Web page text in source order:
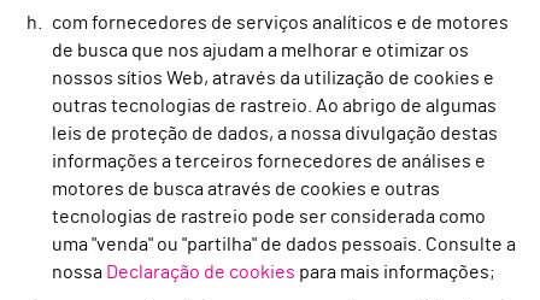
com fornecedores de serviços analíticos e de motores
de busca que nos ajudam a melhorar e otimizar os
nossos sítios Web, através da utilização de cookies e
outras tecnologias de rastreio. Ao abrigo de algumas
leis de proteção de dados, a nossa divulgação destas
informações a terceiros fornecedores de análises e
motores de busca através de cookies e outras
tecnologias de rastreio pode ser considerada como
uma "venda" ou "partilha" de dados pessoais. Consulte a
nossa Declaração de cookies para mais informações;